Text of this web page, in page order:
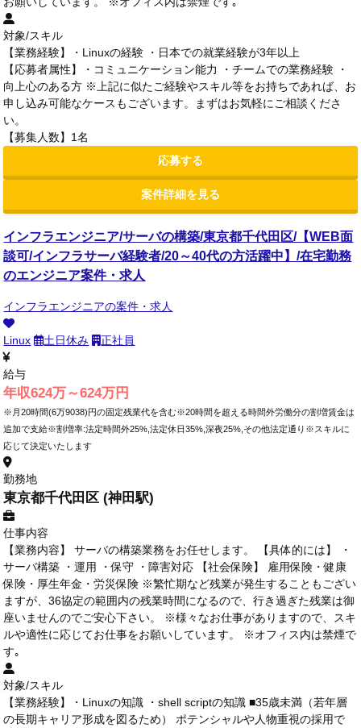
対象/スキル
【業務経験】・Linuxの経験 ・日本での就業経験が3年以上
【応募者属性】・コミュニケーション能力 ・チームでの業務経験 ・
向上心のある方 ※上記に似たご経験やスキル等をお持ちであれば、お
申し込み可能なケースもございます。まずはお気軽にご相談くださ
い。
【募集人数】1名
応募する
案件詳細を見る
インフラエンジニア/サーバの構築/東京都千代田区/【WEB面
談可/インフラサーバ経験者/20～40代の方活躍中】/在宅勤務
のエンジニア案件・求人
インフラエンジニアの案件・求人
Linux 土日休み 正社員
給与
年収624万～624万円
※月20時間(6万9038)円の固定残業代を含む※20時間を超える時間外労働分の割増賃金は
追加で支給※割増率:法定時間外25%,法定休日35%,深夜25%,その他法定通り※スキルに
応じて決定いたします
勤務地
東京都千代田区 (神田駅)
仕事内容
【業務内容】 サーバの構築業務をお任せします。 【具体的には】 ・
サーバ構築 ・運用 ・保守 ・障害対応 【社会保険】 雇用保険・健康
保険・厚生年金・労災保険 ※繁忙期など残業が発生することもござい
ますが、36協定の範囲内の残業時間になるので、行き過ぎた残業は御
座いませんのでご安心下さい。 ※様々なお仕事がありますので、スキ
ルや適性に応じてお仕事をお願いしています。 ※オフィス内は禁煙で
す｡
対象/スキル
【業務経験】・Linuxの知識 ・shell scriptの知識 ■35歳未満（若年層
の長期キャリア形成を図るため） ポテンシャルや人物重視の採用で